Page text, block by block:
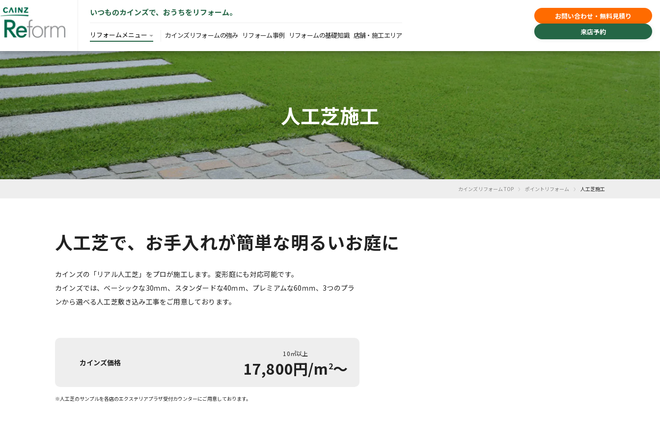
いつものカインズで、おうちをリフォーム。
リフォームメニュー カインズリフォームの強み リフォーム事例 リフォームの基礎知識 店舗・施工エリア
お問い合わせ・無料見積り
来店予約
人工芝施工
カインズリフォーム TOP › ポイントリフォーム › 人工芝施工
人工芝で、お手入れが簡単な明るいお庭に
カインズの「リアル人工芝」をプロが施工します。変形庭にも対応可能です。
カインズでは、ベーシックな30ｍｍ、スタンダードな40ｍｍ、プレミアムな60ｍｍ、3つのプラ
ンから選べる人工芝敷き込み工事をご用意しております。
カインズ価格
10㎡以上
17,800円/m2〜
※人工芝のサンプルを各店のエクステリアプラザ受付カウンターにご用意しております。